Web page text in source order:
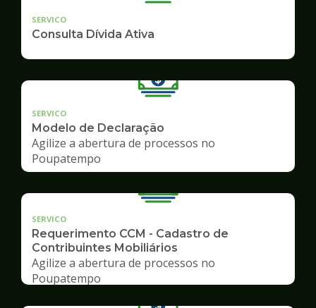
SERVICO
Consulta Dívida Ativa
SERVICO
Modelo de Declaração
Agilize a abertura de processos no
Poupatempo
SERVICO
Requerimento CCM - Cadastro de
Contribuintes Mobiliários
Agilize a abertura de processos no
Poupatempo